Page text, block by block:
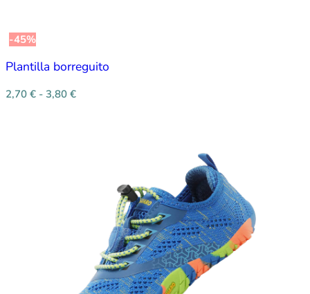
-45%
Plantilla borreguito
2,70 € - 3,80 €